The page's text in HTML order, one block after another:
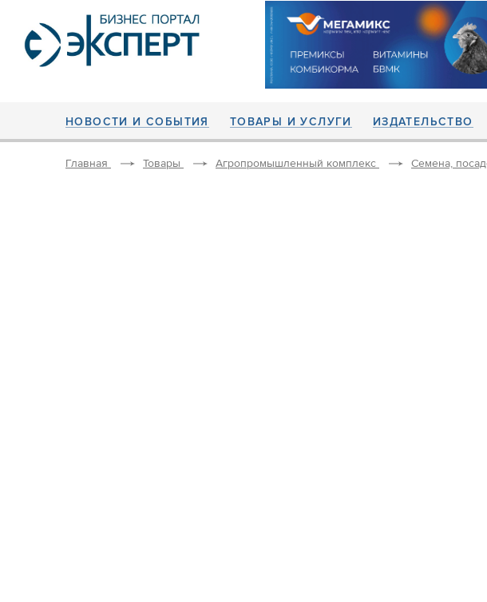
НОВОСТИ И СОБЫТИЯ ТОВАРЫ И УСЛУГИ ИЗДАТЕЛЬСТВО
Главная Товары Агропромышленный комплекс Семена,